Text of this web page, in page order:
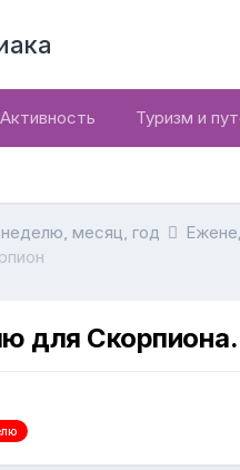
Активность Туризм и
месяц, год
для